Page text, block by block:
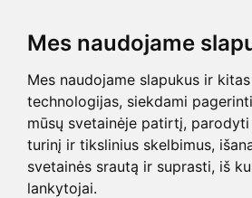
Mes naudojame
Mes naudojame slapukus ir
technologijas, siekdami
mūsų svetainėje patirtį,
turinį ir tikslinius skelbimus,
svetainės srautą ir suprasti, iš
lankytojai.